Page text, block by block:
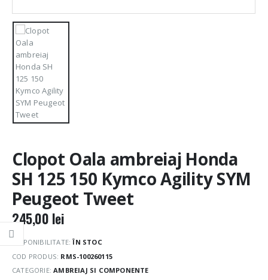
Clopot Oala ambreiaj Honda
SH 125 150 Kymco Agility SYM
Peugeot Tweet
245,00 lei
DISPONIBILITATE:ÎN STOC
COD PRODUS: RMS-100260115
CATEGORIE:AMBREIAJ SI COMPONENTE